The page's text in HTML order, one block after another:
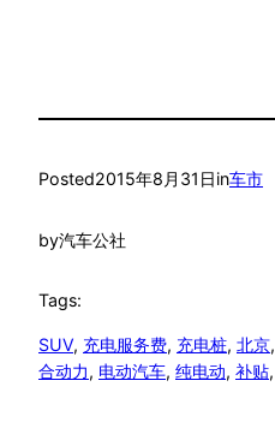
Posted2015年8月31日in车市
by汽车公社
Tags:
SUV, 充电服务费, 充电桩, 北京,
合动力, 电动汽车, 纯电动, 补贴,